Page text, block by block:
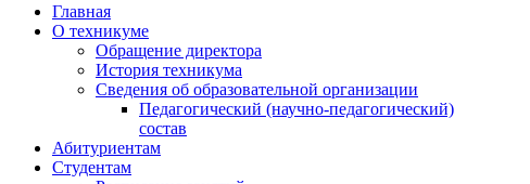
Главная
О техникуме
Обращение директора
История техникума
Сведения об образовательной организации
Педагогический (научно-педагогический)
состав
Абитуриентам
Студентам